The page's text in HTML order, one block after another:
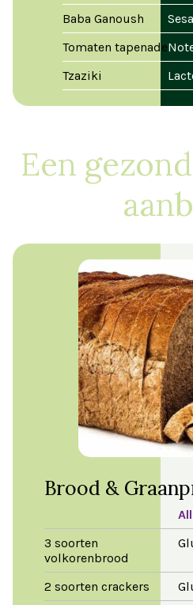
Baba Ganoush
Tomaten tapenade
Tzaziki
Een
Brood &
3 soorten
volkorenbrood
2 soorten crackers